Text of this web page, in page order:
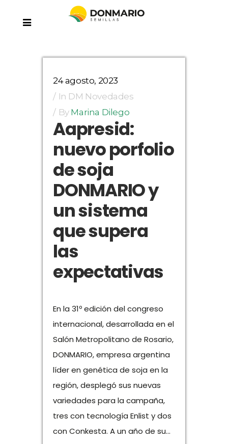
24 agosto, 2023
In DM Novedades
By Marina Dilego
Aapresid:
nuevo porfolio
de soja
DONMARIO y
un sistema
que supera
las
expectativas
En la 31º edición del congreso
internacional, desarrollada en el
Salón Metropolitano de Rosario,
DONMARIO, empresa argentina
líder en genética de soja en la
región, desplegó sus nuevas
variedades para la campaña,
tres con tecnología Enlist y dos
con Conkesta. A un año de su...